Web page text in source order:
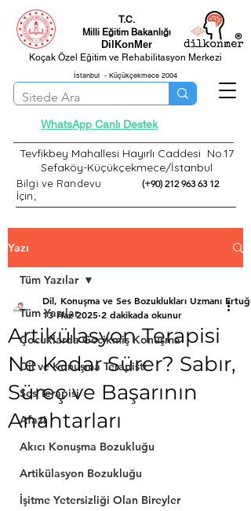
T.C.
Milli Eğitim Bakanlığı
DilKonMer
Koçak Özel Eğitim ve Rehabilitasyon Merkezi
®
İstanbul - Küçükçekmece 2004
WhatsApp Canlı Destek
Tevfikbey Mahallesi Hayırlı Caddesi No.17
Sefaköy-Küçükçekmece/İstanbul
Bilgi ve Randevu
İçin;
(+90) 212 963 63 12
Yazı
Tüm Yazılar
Çocuklarda Gecikmiş Konuşma
Dil ve Konuşma Terapisti
Ses Terapisi
Afazi
Akıcı Konuşma Bozukluğu
Artikülasyon Bozukluğu
İşitme Yetersizliği Olan Bireyler
Tüm Yazılar
Artikülasyon Terapisi
Ne Kadar Sürer? Sabır,
Süreç ve Başarının
Anahtarları
Dil, Konuşma ve Ses Bozuklukları Uzmanı
13 Haz 2025 2 dakikada okunur